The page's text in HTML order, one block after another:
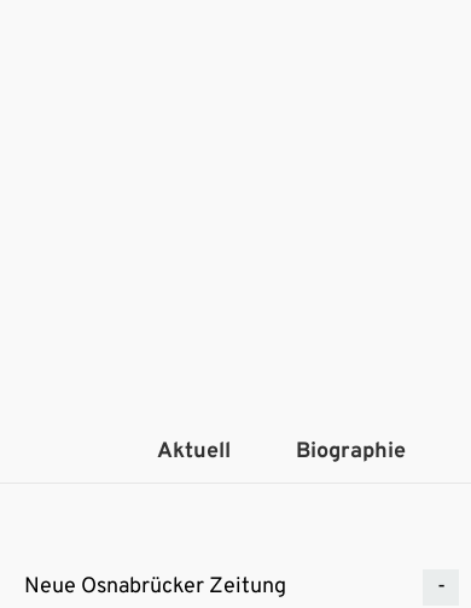
Aktuell Biographie
Neue Osnabrücker Zeitung